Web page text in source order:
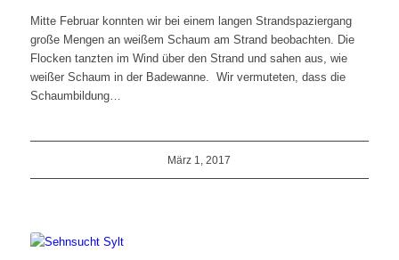
Mitte Februar konnten wir bei einem langen Strandspaziergang
große Mengen an weißem Schaum am Strand beobachten. Die
Flocken tanzten im Wind über den Strand und sahen aus, wie
weißer Schaum in der Badewanne. Wir vermuteten, dass die
Schaumbildung…
März 1, 2017